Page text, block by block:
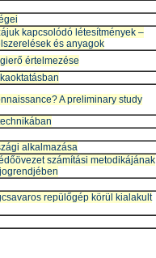
kapcsolódó létesítmények –
és anyagok
értelmezése
A preliminary study
alkalmazása
számítási metodikájának
repülőgép körül kialakult